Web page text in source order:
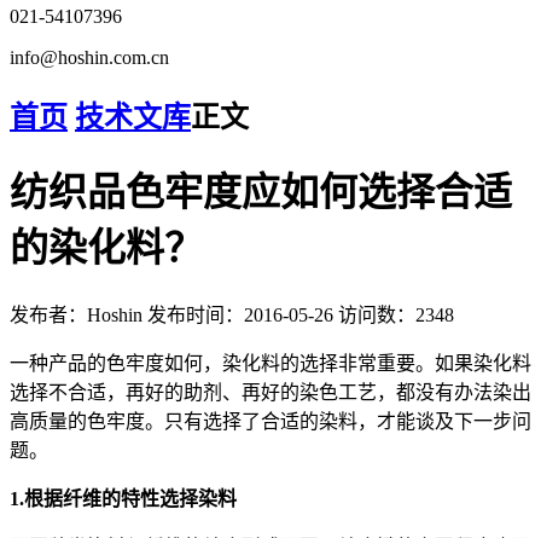
021-54107396
info@hoshin.com.cn
首页 技术文库正文
纺织品色牢度应如何选择合适
的染化料？
发布者：Hoshin 发布时间：2016-05-26 访问数：2348
一种产品的色牢度如何，染化料的选择非常重要。如果染化料
选择不合适，再好的助剂、再好的染色工艺，都没有办法染出
高质量的色牢度。只有选择了合适的染料，才能谈及下一步问
题。
1.根据纤维的特性选择染料